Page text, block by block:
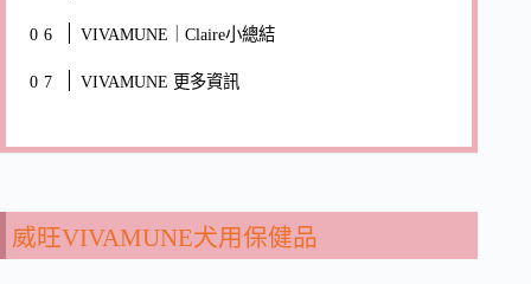
VIVAMUNE｜Claire小總結
VIVAMUNE 更多資訊
威旺VIVAMUNE犬用保健品